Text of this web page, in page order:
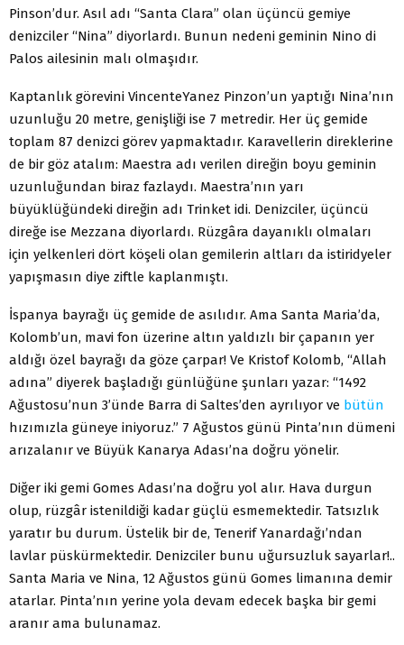
Pinson’dur. Asıl adı “Santa Clara” olan üçüncü gemiye
denizciler “Nina” diyorlardı. Bunun nedeni geminin Nino di
Palos ailesinin malı olmaşıdır.
Kaptanlık görevini VincenteYanez Pinzon’un yaptığı Nina’nın
uzunluğu 20 metre, genişliği ise 7 metredir. Her üç gemide
toplam 87 denizci görev yapmaktadır. Karavellerin direklerine
de bir göz atalım: Maestra adı verilen direğin boyu geminin
uzunluğundan biraz fazlaydı. Maestra’nın yarı
büyüklüğündeki direğin adı Trinket idi. Denizciler, üçüncü
direğe ise Mezzana diyorlardı. Rüzgâra dayanıklı olmaları
için yelkenleri dört köşeli olan gemilerin altları da istiridyeler
yapışmasın diye ziftle kaplanmıştı.
İspanya bayrağı üç gemide de asılıdır. Ama Santa Maria’da,
Kolomb’un, mavi fon üzerine altın yaldızlı bir çapanın yer
aldığı özel bayrağı da göze çarpar! Ve Kristof Kolomb, “Allah
adına” diyerek başladığı günlüğüne şunları yazar: “1492
Ağustosu’nun 3’ünde Barra di Saltes’den ayrılıyor ve bütün
hızımızla güneye iniyoruz.” 7 Ağustos günü Pinta’nın dümeni
arızalanır ve Büyük Kanarya Adası’na doğru yönelir.
Diğer iki gemi Gomes Adası’na doğru yol alır. Hava durgun
olup, rüzgâr istenildiği kadar güçlü esmemektedir. Tatsızlık
yaratır bu durum. Üstelik bir de, Tenerif Yanardağı’ndan
lavlar püskürmektedir. Denizciler bunu uğursuzluk sayarlar!..
Santa Maria ve Nina, 12 Ağustos günü Gomes limanına demir
atarlar. Pinta’nın yerine yola devam edecek başka bir gemi
aranır ama bulunamaz.